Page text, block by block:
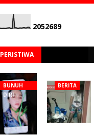
2052689
PERISTIWA
BUNUH
DIRI
BERITA